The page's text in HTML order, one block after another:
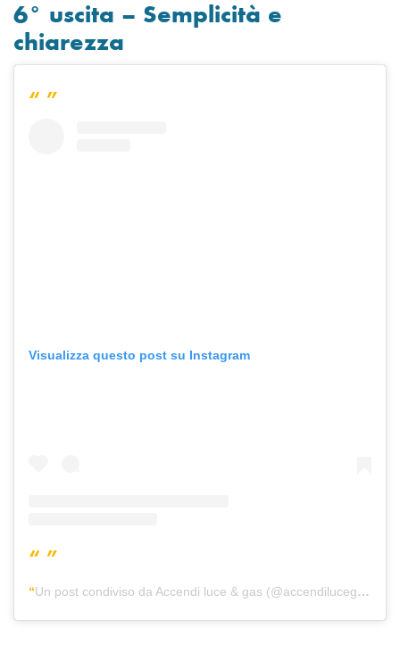
6° uscita – Semplicità e
chiarezza
Visualizza questo post su Instagram
Un post condiviso da Accendi luce & gas (@accendilucegas)